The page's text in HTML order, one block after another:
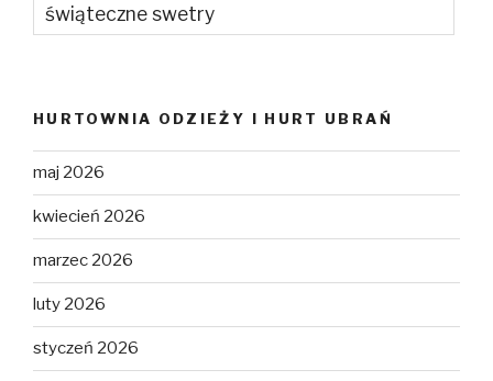
świąteczne swetry
HURTOWNIA ODZIEŻY I HURT UBRAŃ
maj 2026
kwiecień 2026
marzec 2026
luty 2026
styczeń 2026